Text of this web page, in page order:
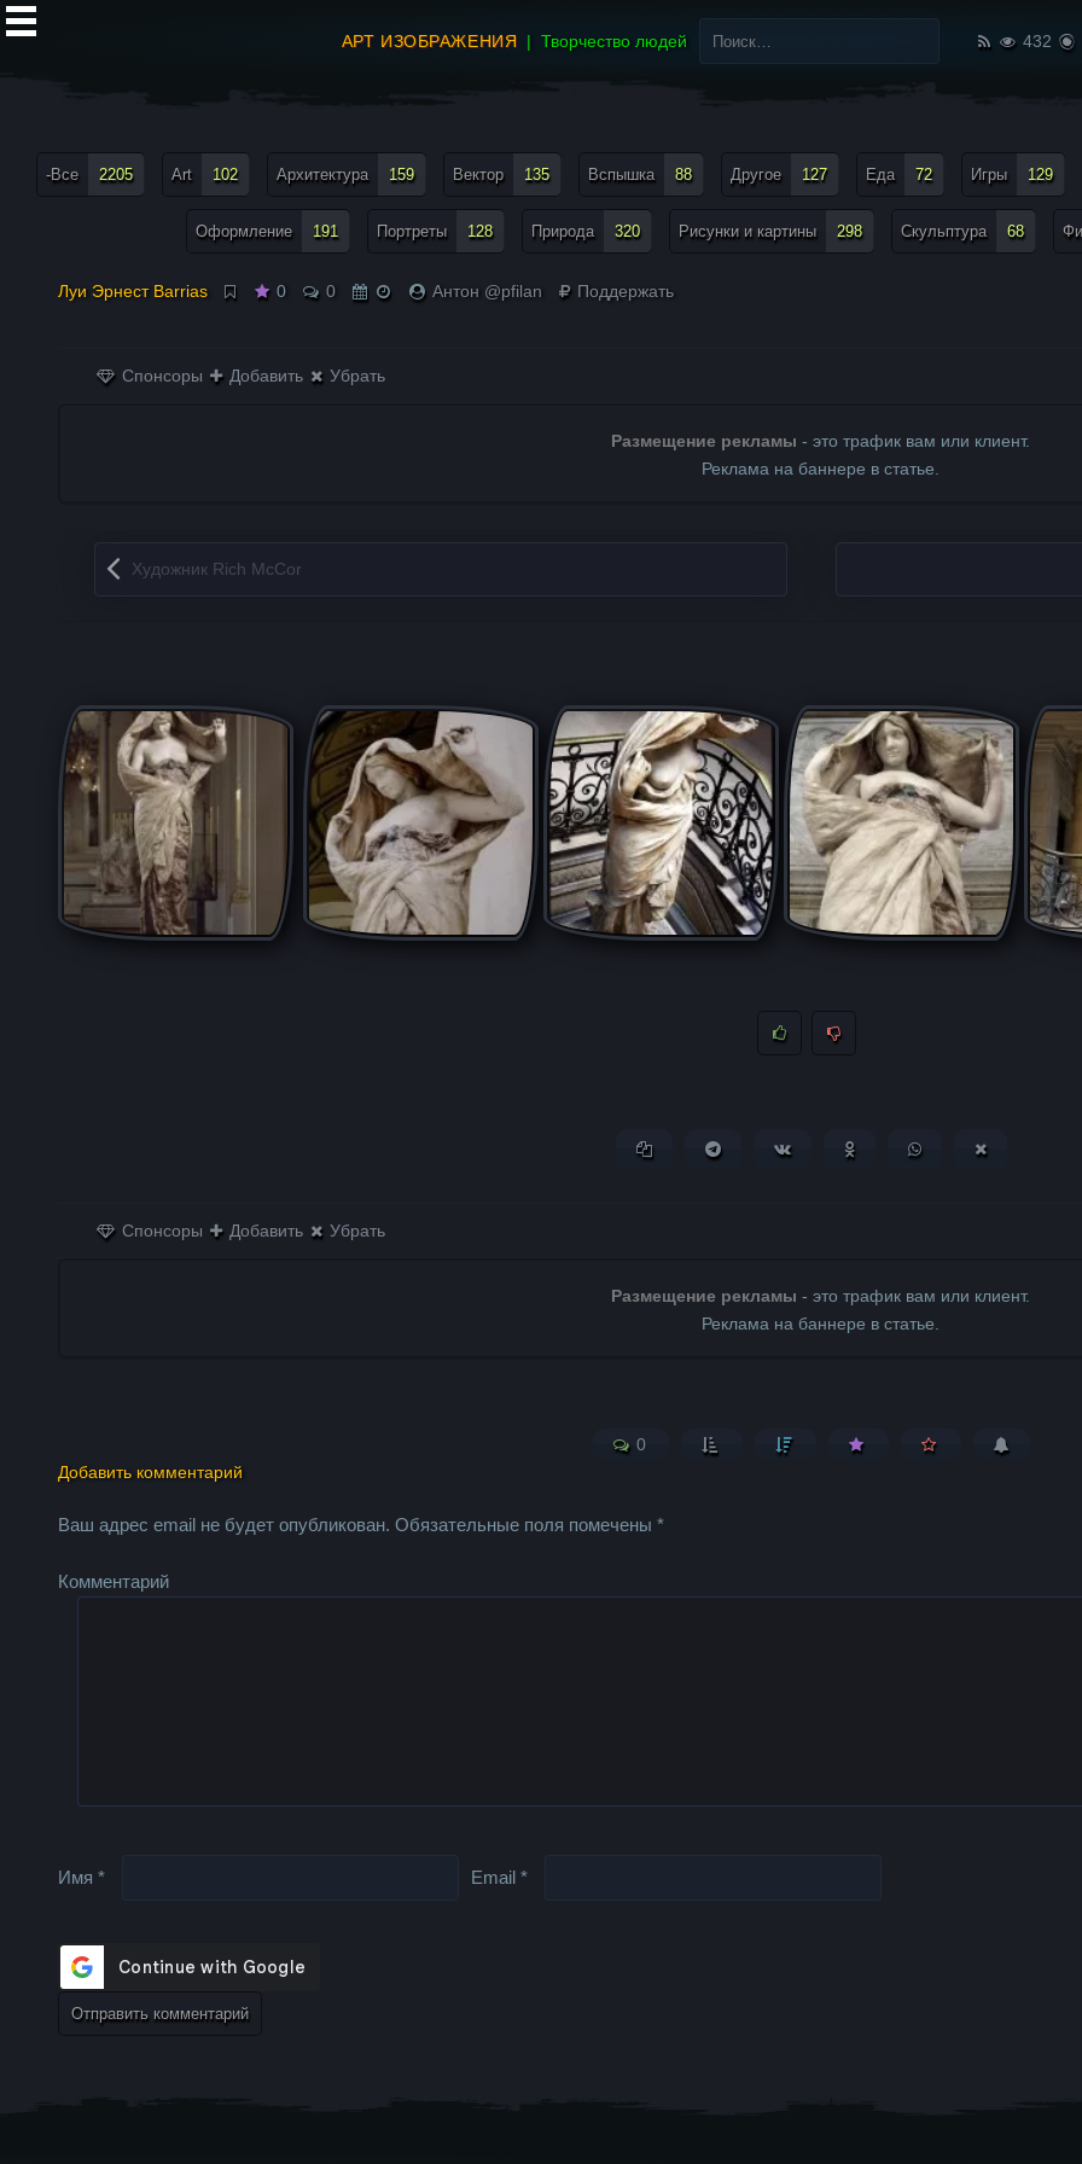
АРТ ИЗОБРАЖЕНИЯ Творчество людей
Найти:
432
-Все 2205 Art 102 Архитектура 159 Вектор 135 Вспышка 88 Другое 127 Еда 72 Игры 129
Оформление 191 Портреты 128 Природа 320 Рисунки и картины 298 Скульптура 68
Луи Эрнест Barrias 0 0 Антон @pfilan Поддержать
Спонсоры Добавить Убрать
Размещение рекламы - это трафик вам или клиент.
Реклама на баннере в статье.
Запись навигация
Художник Rich McCor
Копировать ссылкуПоделиться в Telegram
Поделиться ВКонтакте
Поделиться вПоделиться в
Спонсоры Добавить Убрать
Размещение рекламы - это трафик вам или клиент.
Реклама на баннере в статье.
0
Добавить комментарий
Ваш адрес email не будет опубликован. Обязательные поля помечены*
Комментарий
Имя* Email*